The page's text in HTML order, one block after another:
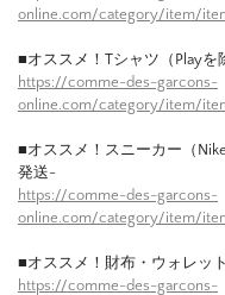
online.com/category/item/
■オススメ！Tシャツ（Play
https://comme-des-garcons-
online.com/category/item/
■オススメ！スニーカー（
発送-
https://comme-des-garcons-
online.com/category/item/
■オススメ！財布・ウォレッ
https://comme-des-garcons-